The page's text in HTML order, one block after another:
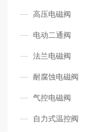
高压电磁阀
电动二通阀
法兰电磁阀
耐腐蚀电磁阀
气控电磁阀
自力式温控阀